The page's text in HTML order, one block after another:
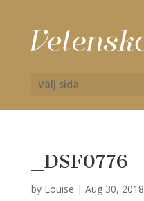
Välj sida
_DSF0776
by Louise | Aug 30, 2018